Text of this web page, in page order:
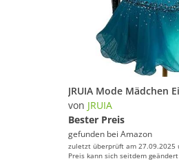
von JRUIA
Bester Preis
gefunden bei Amazon
zuletzt überprüft am 27.09.2025
Preis kann sich seitdem